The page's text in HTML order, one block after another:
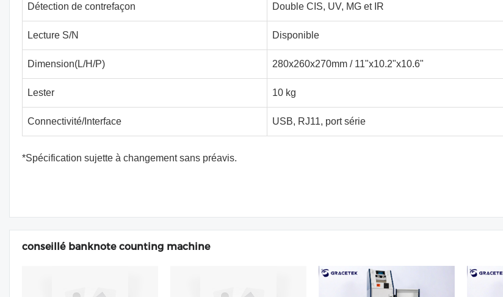
Détection de contrefaçon Double CIS, UV, MG et IR
Lecture S/N Disponible
Dimension(L/H/P) 280x260x270mm / 11"x10.2"x10.6"
Lester 10 kg
Connectivité/Interface USB, RJ11, port série
*Spécification sujette à changement sans préavis.
conseillé banknote counting machine